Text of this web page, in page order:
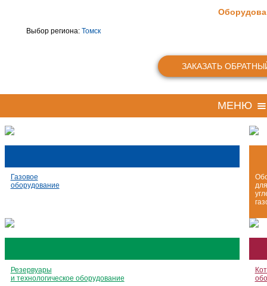
Выбор региона:Томск
ЗАКАЗАТЬ
МЕНЮ
Газовое
оборудование
Резервуары
и технологическое оборудование